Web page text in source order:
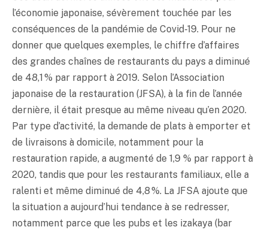
l’économie japonaise, sévèrement touchée par les
conséquences de la pandémie de Covid-19. Pour ne
donner que quelques exemples, le chiffre d’affaires
des grandes chaînes de restaurants du pays a diminué
de 48,1 % par rapport à 2019. Selon l’Association
japonaise de la restauration (JFSA), à la fin de l’année
dernière, il était presque au même niveau qu’en 2020.
Par type d’activité, la demande de plats à emporter et
de livraisons à domicile, notamment pour la
restauration rapide, a augmenté de 1,9 % par rapport à
2020, tandis que pour les restaurants familiaux, elle a
ralenti et même diminué de 4,8 %. La JFSA ajoute que
la situation a aujourd’hui tendance à se redresser,
notamment parce que les pubs et les izakaya (bar